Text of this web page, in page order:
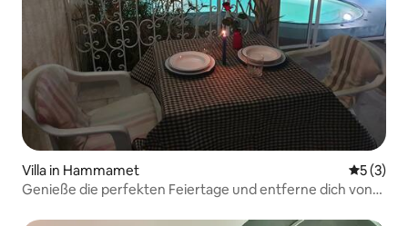
Villa in Hammamet
5 (3)
Genieße die perfekten Feiertage und entferne dich von